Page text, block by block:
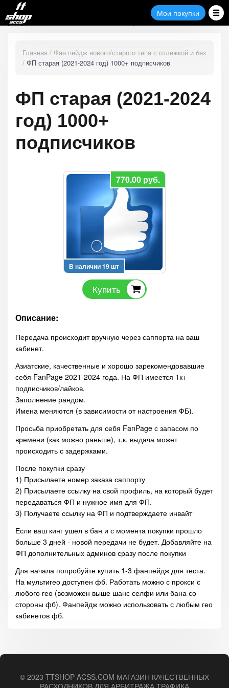
Полезные
ресурсы
Мои
покупки
Мои покупки
Главная
Фан пейдж нового/старого типа с отлежкой и без
ФП старая (2021-2024 год) 1000+ подписчиков
ФП старая (2021-2024
год) 1000+
подписчиков
770.00 руб.
В наличии 19 шт
Купить
Описание:
Передача происходит вручную через саппорта на ваш
кабинет.
Азиатские, качественные и хорошо зарекомендовавшие
себя FanPage 2021-2024 года. На ФП имеется 1к+
подписчиков/лайков.
Заполнение рандом.
Имена меняются (в зависимости от настроения ФБ).
Просьба приобретать для себя FanPage с запасом по
времени (как можно раньше), т.к. выдача может
происходить с задержками.
После покупки сразу
1) Присылаете номер заказа саппорту
2) Присылаете ссылку на свой профиль, на который будет
передаваться ФП и нужное имя для ФП.
3) Получаете ссылку на ФП и подтверждаете инвайт
Если ваш кинг ушел в бан и с момента покупки прошло
больше 3 дней - новой передачи не будет. Добавляйте на
ФП дополнительных админов сразу после покупки
Для начала попробуйте купить 1-3 фанпейдж для теста.
На мультигео доступен фб. Работать можно с прокси с
любого гео (возможен выше шанс селфи или бана со
стороны фб). Фанпейдж можно использовать с любым гео
кабинетов фб.
© 2023 TTSHOP-ACSS.COM МАГАЗИН КАЧЕСТВЕННЫХ
РАСХОДНИКОВ ДЛЯ АРБИТРАЖА ТРАФИКА